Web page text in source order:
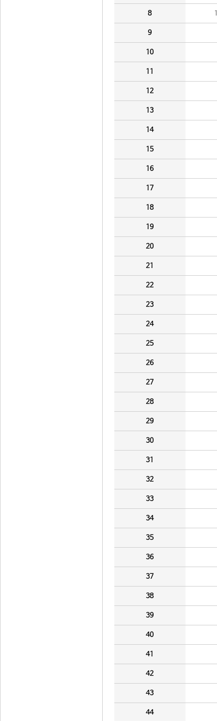
8
9
10
11
12
13
14
15
16
17
18
19
20
21
22
23
24
25
26
27
28
29
30
31
32
33
34
35
36
37
38
39
40
41
42
43
44